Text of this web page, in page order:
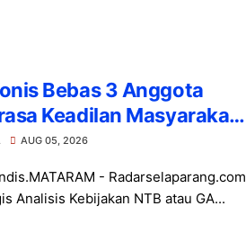
Bebas 3 Anggota
Keadilan Masyarakat
Kasasi
AUG 05, 2026
- Radarselaparang.com
Analisis Kebijakan NTB atau GA...